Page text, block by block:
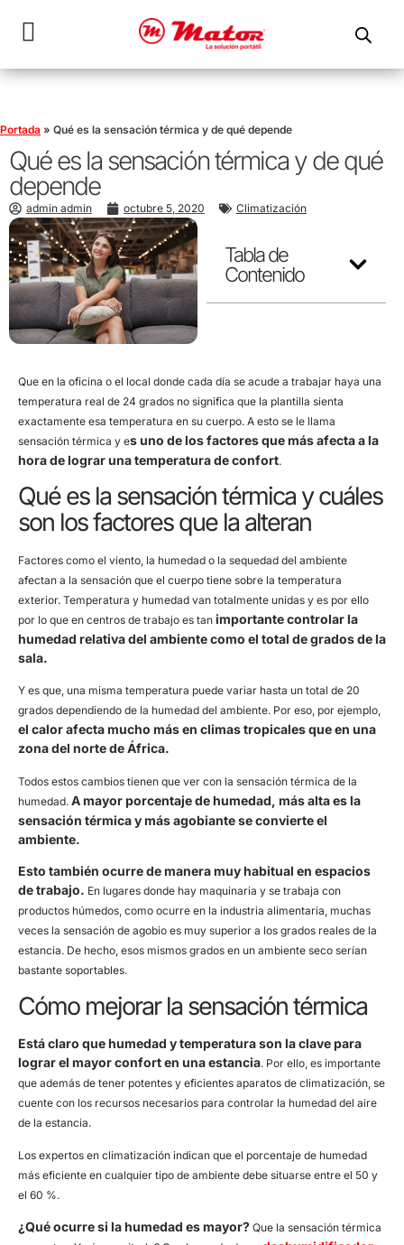
Portada » Qué es la sensación térmica y de qué depende
Qué es la sensación térmica y de qué
depende
admin admin octubre 5, 2020 Climatización
Tabla de
Contenido
Que en la oficina o el local donde cada día se acude a trabajar haya una
temperatura real de 24 grados no significa que la plantilla sienta
exactamente esa temperatura en su cuerpo. A esto se le llama
sensación térmica y es uno de los factores que más afecta a la
hora de lograr una temperatura de confort.
Qué es la sensación térmica y cuáles
son los factores que la alteran
Factores como el viento, la humedad o la sequedad del ambiente
afectan a la sensación que el cuerpo tiene sobre la temperatura
exterior. Temperatura y humedad van totalmente unidas y es por ello
por lo que en centros de trabajo es tan importante controlar la
humedad relativa del ambiente como el total de grados de la
sala.
Y es que, una misma temperatura puede variar hasta un total de 20
grados dependiendo de la humedad del ambiente. Por eso, por ejemplo,
el calor afecta mucho más en climas tropicales que en una
zona del norte de África.
Todos estos cambios tienen que ver con la sensación térmica de la
humedad. A mayor porcentaje de humedad, más alta es la
sensación térmica y más agobiante se convierte el
ambiente.
Esto también ocurre de manera muy habitual en espacios
de trabajo. En lugares donde hay maquinaria y se trabaja con
productos húmedos, como ocurre en la industria alimentaria, muchas
veces la sensación de agobio es muy superior a los grados reales de la
estancia. De hecho, esos mismos grados en un ambiente seco serían
bastante soportables.
Cómo mejorar la sensación térmica
Está claro que humedad y temperatura son la clave para
lograr el mayor confort en una estancia. Por ello, es importante
que además de tener potentes y eficientes aparatos de climatización, se
cuente con los recursos necesarios para controlar la humedad del aire
de la estancia.
Los expertos en climatización indican que el porcentaje de humedad
más eficiente en cualquier tipo de ambiente debe situarse entre el 50 y
el 60 %.
¿Qué ocurre si la humedad es mayor? Que la sensación térmica